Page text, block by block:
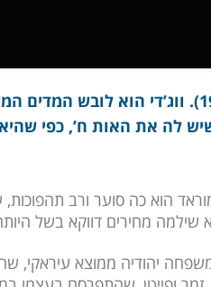
“פיתוי הבנות” (1949). ווג’די הוא
לה את האות ח’, כפי
הוא כה סוער ורב
מחירים דווקא בשל
יהודיה ממוצא עיראקי,